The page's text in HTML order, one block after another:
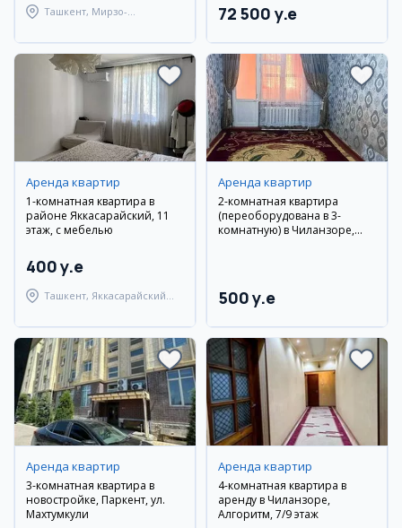
Ташкент, Мирзо-
72 500 y.e
Аренда квартир
1-комнатная квартира в
районе Яккасарайский, 11
этаж, с мебелью
400 y.e
Ташкент, Яккасарайский
Аренда квартир
2-комнатная квартира
(переоборудована в 3-
комнатную) в Чиланзоре,
500 y.e
Аренда квартир
3-комнатная квартира в
новостройке, Паркент, ул.
Махтумкули
Аренда квартир
4-комнатная квартира в
аренду в Чиланзоре,
Алгоритм, 7/9 этаж